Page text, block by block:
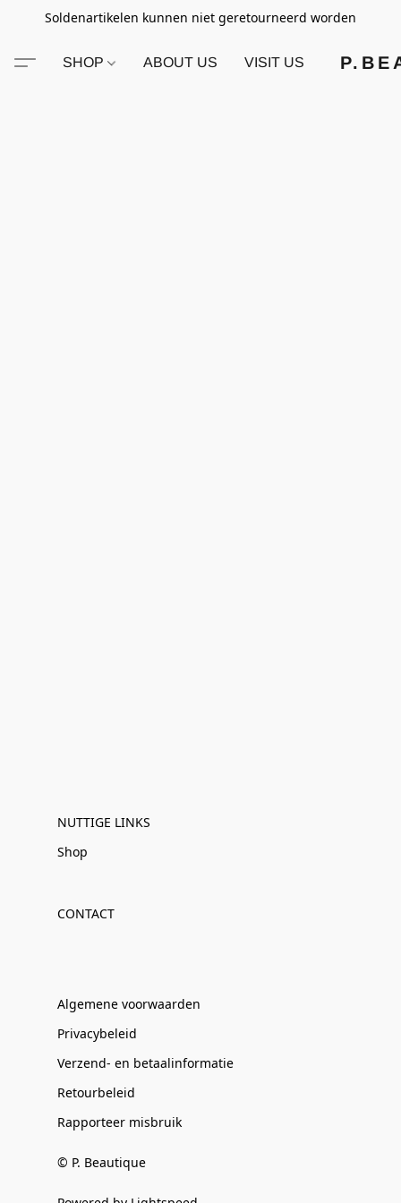
Soldenartikelen kunnen niet geretourneerd worden
SHOP ABOUT US VISIT US
NUTTIGE LINKS
Shop
CONTACT
Algemene voorwaarden
Privacybeleid
Verzend- en betaalinformatie
Retourbeleid
Rapporteer misbruik
© P. Beautique